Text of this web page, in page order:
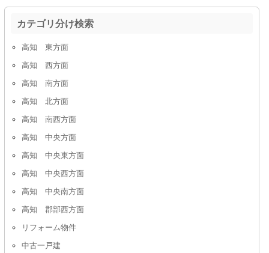
カテゴリ分け検索
高知 東方面
高知 西方面
高知 南方面
高知 北方面
高知 南西方面
高知 中央方面
高知 中央東方面
高知 中央西方面
高知 中央南方面
高知 郡部西方面
リフォーム物件
中古一戸建